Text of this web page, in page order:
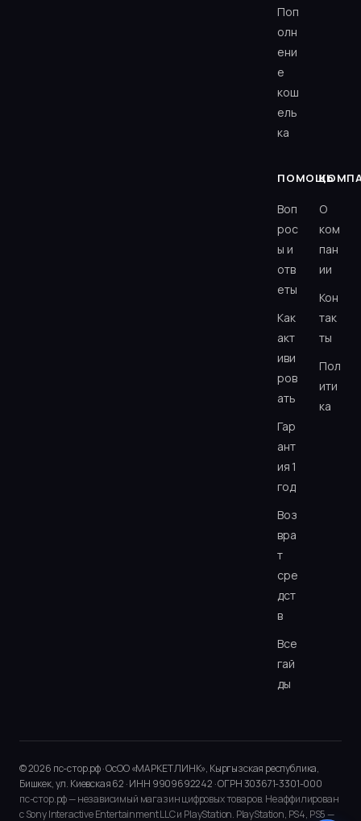
Поп
олн
ени
е
кош
ель
ка
ПОМОЩЬ
Воп
рос
ы и
отв
еты
Как
акт
иви
ров
ать
Гар
ант
ия 1
год
Воз
вра
т
сре
дст
в
Все
гай
ды
О
ком
пан
ии
Кон
так
ты
Пол
ити
ка
© 2026 пс-стор.рф · ОсОО «МАРКЕТ ЛИНК», Кыргызская республика,
Бишкек, ул. Киевская 62 · ИНН 9909692242 · ОГРН 303671-3301-000
пс-стор.рф — независимый магазин цифровых товаров. Не аффилирован
с Sony Interactive Entertainment LLC и PlayStation. PlayStation, PS4, PS5 —